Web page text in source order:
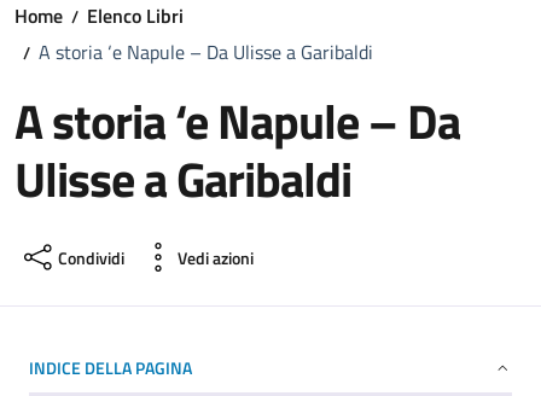
Home
Elenco Libri
A storia ‘e Napule – Da Ulisse a Garibaldi
A storia ‘e Napule – Da
Ulisse a Garibaldi
Condividi Vedi azioni
INDICE DELLA PAGINA